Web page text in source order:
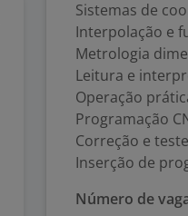
Sistemas de
Interpolação e
Metrologia
Leitura e
Operação
Programação
Correção e
Inserção de
Número de